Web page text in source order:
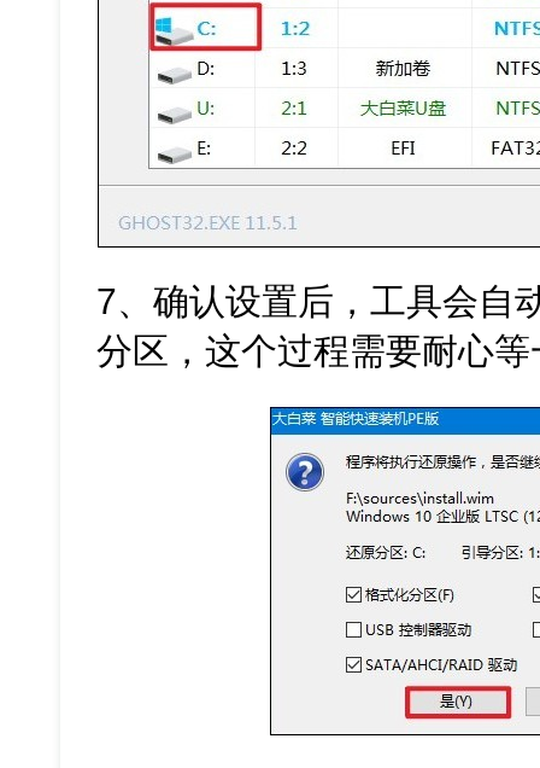
7、确认设置后，工具会自
分区，这个过程需要耐心